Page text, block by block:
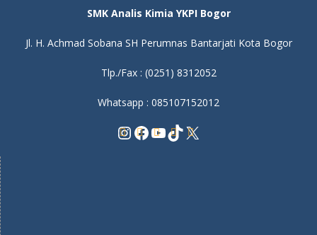
SMK Analis Kimia YKPI Bogor
Jl. H. Achmad Sobana SH Perumnas Bantarjati Kota Bogor
Tlp./Fax : (0251) 8312052
Whatsapp : 085107152012
Instagram
Facebook
YouTube
TikTok
X